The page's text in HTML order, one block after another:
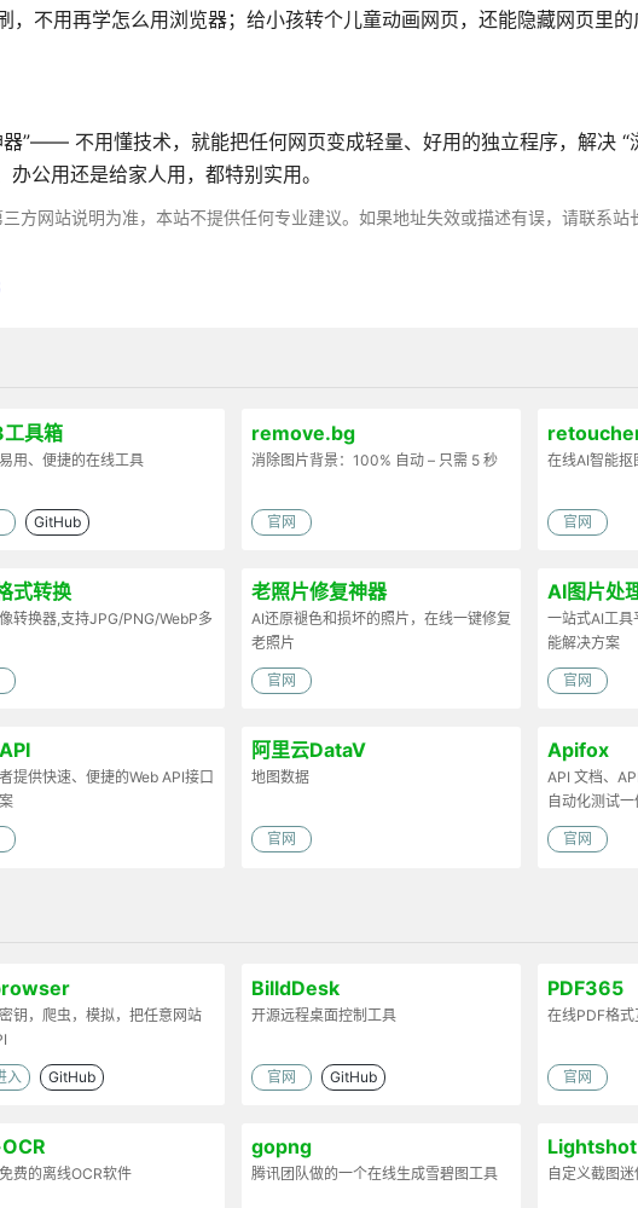
，不用再学怎么用浏览器；给小孩转个儿童动画网页，还能隐藏网页里
”—— 不用懂技术，就能把任何网页变成轻量、好用的独立程序，解决 “
公用还是给家人用，都特别实用。
方网站说明为准，本站不提供任何专业建议。如果地址失效或描述有误，请联系站
具箱
用、便捷的在线工具
GitHub
remove.bg
消除图片背景：100% 自动 – 只需 5 秒
官网
在线AI智能抠
官网
式转换
转换器,支持JPG/PNG/WebP多
老照片修复神器
AI还原褪色和损坏的照片，在线一键修复
老照片
官网
AI图片处
一站式AI工具
能解决方案
官网
提供快速、便捷的Web API接口
阿里云DataV
地图数据
官网
Apifox
API 文档、
自动化测试
官网
钥，爬虫，模拟，把任意网站
入 GitHub
BilldDesk
开源远程桌面控制工具
官网 GitHub
PDF365
在线PDF格式
官网
费的离线OCR软件
gopng
腾讯团队做的一个在线生成雪碧图工具
Lightshot
自定义截图